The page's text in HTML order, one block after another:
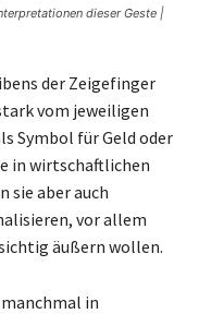
dieser Geste |
der Zeigefinger
vom jeweiligen
Symbol für Geld oder
in wirtschaftlichen
sie aber auch
vor allem
äußern wollen.
in